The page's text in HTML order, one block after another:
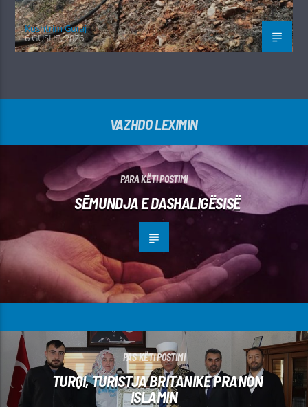
Kushtrim Guraj
6 GUSHT, 2026
VAZHDO LEXIMIN
PARA KËTI POSTIMI
SËMUNDJA E DASHALIGËSISË
PAS KËTI POSTIMI
TURQI, TURISTJA BRITANIKE PRANON
ISLAMIN